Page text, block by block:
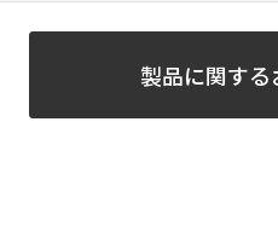
製品に関す